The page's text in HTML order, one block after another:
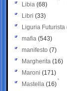
Libia (68)
Libri (33)
Liguria Futurista
mafia (543)
manifesto (7)
Margherita (16)
Maroni (171)
Mastella (16)